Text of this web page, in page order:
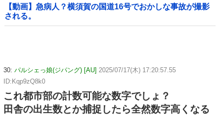
【動画】急病人？横須賀の国道16号でおかしな事故が撮影
される。
30: パルシェっ娘(ジパング) [AU] 2025/07/17(木) 17:20:57.55
ID:Kqp9zQ8k0
これ都市部の計数可能な数字でしょ？
田舎の出生数とか捕捉したら全然数字高くなる